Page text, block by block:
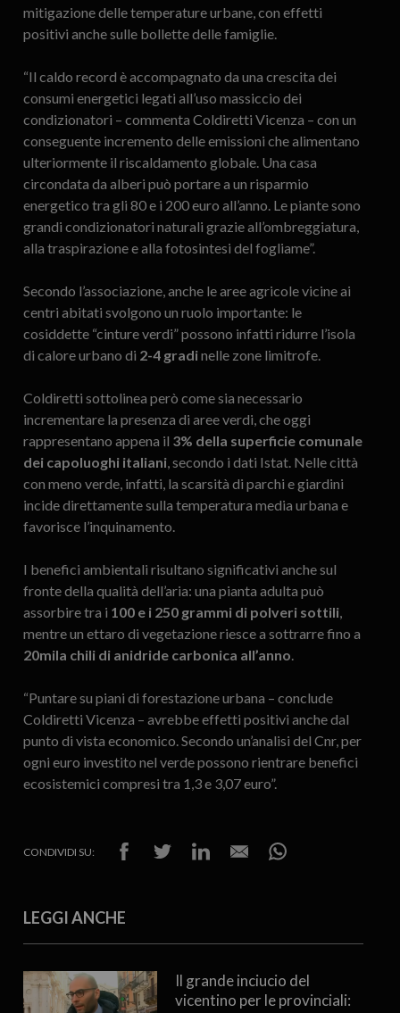
mitigazione delle temperature urbane, con effetti
positivi anche sulle bollette delle famiglie.
“Il caldo record è accompagnato da una crescita dei
consumi energetici legati all’uso massiccio dei
condizionatori – commenta Coldiretti Vicenza – con un
conseguente incremento delle emissioni che alimentano
ulteriormente il riscaldamento globale. Una casa
circondata da alberi può portare a un risparmio
energetico tra gli 80 e i 200 euro all’anno. Le piante sono
grandi condizionatori naturali grazie all’ombreggiatura,
alla traspirazione e alla fotosintesi del fogliame”.
Secondo l’associazione, anche le aree agricole vicine ai
centri abitati svolgono un ruolo importante: le
cosiddette “cinture verdi” possono infatti ridurre l’isola
di calore urbano di 2-4 gradinelle zone limitrofe.
Coldiretti sottolinea però come sia necessario
incrementare la presenza di aree verdi, che oggi
rappresentano appena il 3% della superficie comunale
dei capoluoghi italiani, secondo i dati Istat. Nelle città
con meno verde, infatti, la scarsità di parchi e giardini
incide direttamente sulla temperatura media urbana e
favorisce l’inquinamento.
I benefici ambientali risultano significativi anche sul
fronte della qualità dell’aria: una pianta adulta può
assorbire tra i 100 e i 250 grammi di polveri sottili,
mentre un ettaro di vegetazione riesce a sottrarre fino a
20mila chili di anidride carbonica all’anno.
“Puntare su piani di forestazione urbana – conclude
Coldiretti Vicenza – avrebbe effetti positivi anche dal
punto di vista economico. Secondo un’analisi del Cnr, per
ogni euro investito nel verde possono rientrare benefici
ecosistemici compresi tra 1,3 e 3,07 euro”.
CONDIVIDI SU:
LEGGI ANCHE
Il grande inciucio del
vicentino per le provinciali: